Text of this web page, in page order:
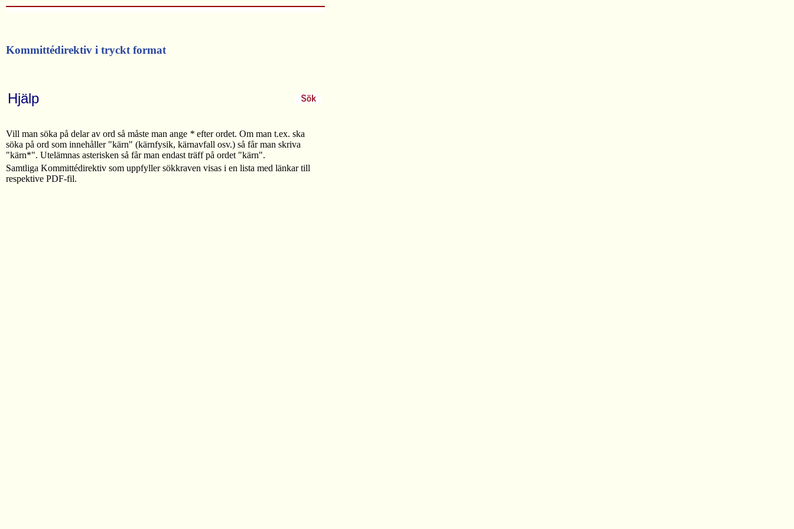
Kommittédirektiv i tryckt format
Hjälp
Vill man söka på delar av ord så måste man ange * efter ordet. Om man t.ex. ska
söka på ord som innehåller "kärn" (kärnfysik, kärnavfall osv.) så får man skriva
"kärn*". Utelämnas asterisken så får man endast träff på ordet "kärn".
Samtliga Kommittédirektiv som uppfyller sökkraven visas i en lista med länkar till
respektive PDF-fil.